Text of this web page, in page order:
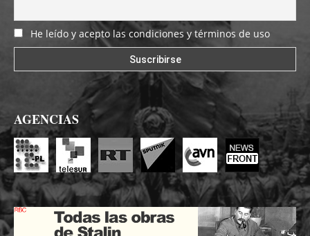
He leído y acepto las condiciones y términos de uso
AGENCIAS